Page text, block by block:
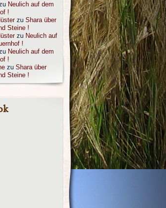
Neulich auf dem
!
zu Shara über
Steine !
zu Neulich auf
!
Neulich auf dem
!
zu Shara über
Steine !